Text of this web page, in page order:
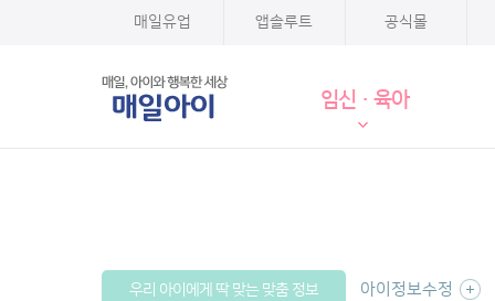
매일유업 앱솔루트 공식몰
임신·육아
우리 아이에게 딱 맞는 맞춤 정보 아이정보수정